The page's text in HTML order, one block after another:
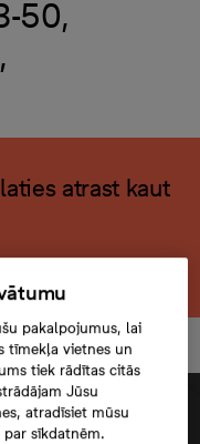
50,
atrast kaut
pakalpojumus, lai
tīmekļa vietnes un
tiek rādītas citās
Jūsu
atradīsiet mūsu
sīkdatnēm.